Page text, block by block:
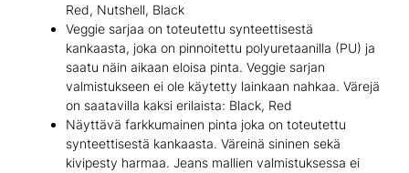
Red, Nutshell, Black
Veggie sarjaa on toteutettu synteettisestä
kankaasta, joka on pinnoitettu polyuretaanilla (PU) ja
saatu näin aikaan eloisa pinta. Veggie sarjan
valmistukseen ei ole käytetty lainkaan nahkaa. Värejä
on saatavilla kaksi erilaista: Black, Red
Näyttävä farkkumainen pinta joka on toteutettu
synteettisestä kankaasta. Väreinä sininen sekä
kivipesty harmaa. Jeans mallien valmistuksessa ei